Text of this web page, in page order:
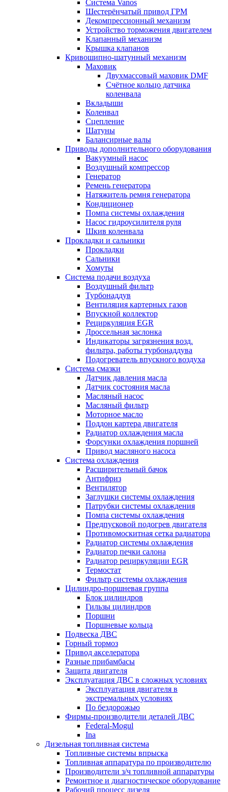
Система Vanos
Шестерёнчатый привод ГРМ
Декомпрессионный механизм
Устройство торможения двигателем
Клапанный механизм
Крышка клапанов
Кривошипно-шатунный механизм
Маховик
Двухмассовый маховик DMF
Счётное кольцо датчика
коленвала
Вкладыши
Коленвал
Сцепление
Шатуны
Балансирные валы
Приводы дополнительного оборудования
Вакуумный насос
Воздушный компрессор
Генератор
Ремень генератора
Натяжитель ремня генератора
Кондиционер
Помпа системы охлаждения
Насос гидроусилителя руля
Шкив коленвала
Прокладки и сальники
Прокладки
Сальники
Хомуты
Система подачи воздуха
Воздушный фильтр
Турбонаддув
Вентиляция картерных газов
Впускной коллектор
Рециркуляция EGR
Дроссельная заслонка
Индикаторы загрязнения возд.
фильтра, работы турбонаддува
Подогреватель впускного воздуха
Система смазки
Датчик давления масла
Датчик состояния масла
Масляный насос
Масляный фильтр
Моторное масло
Поддон картера двигателя
Радиатор охлаждения масла
Форсунки охлаждения поршней
Привод масляного насоса
Система охлаждения
Расширительный бачок
Антифриз
Вентилятор
Заглушки системы охлаждения
Патрубки системы охлаждения
Помпа системы охлаждения
Предпусковой подогрев двигателя
Противомоскитная сетка радиатора
Радиатор системы охлаждения
Радиатор печки салона
Радиатор рециркуляции EGR
Термостат
Фильтр системы охлаждения
Цилиндро-поршневая группа
Блок цилиндров
Гильзы цилиндров
Поршни
Поршневые кольца
Подвеска ДВС
Горный тормоз
Привод акселератора
Разные прибамбасы
Защита двигателя
Эксплуатация ДВС в сложных условиях
Эксплуатация двигателя в
экстремальных условиях
По бездорожью
Фирмы-производители деталей ДВС
Federal-Mogul
Ina
Дизельная топливная система
Топливные системы впрыска
Топливная аппаратура по производителю
Производители з/ч топливной аппаратуры
Ремонтное и диагностическое оборудование
Рабочий процесс дизеля